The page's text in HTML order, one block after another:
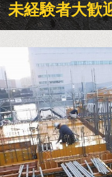
未経験者大歓